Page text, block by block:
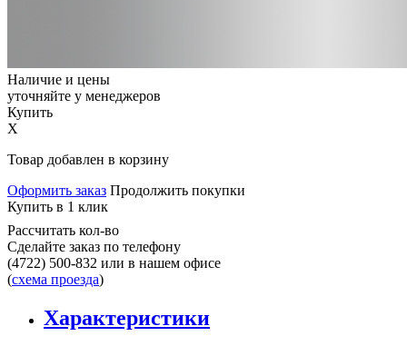
Наличие и цены
уточняйте у менеджеров
Купить
X
Товар добавлен в корзину
Оформить заказ Продолжить покупки
Купить в 1 клик
Рассчитать кол-во
Сделайте заказ по телефону
(4722) 500-832 или в нашем офисе
(схема проезда)
Характеристики